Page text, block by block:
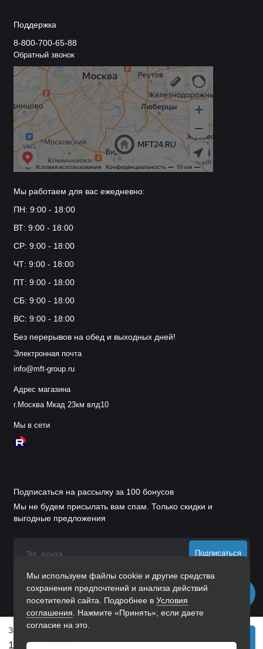
1224 р. 1326 р.
Мы используем файлы cookie и другие средства
сохранения предпочтений и анализа действий
посетителей сайта. Подробнее в Условия
соглашения . Нажмите «Принять», если даете
согласие на это.
Поддержка
8-800-700-65-88
Обратный звонок
Мы работаем для вас ежедневно:
ПН: 9:00 - 18:00
ВТ: 9:00 - 18:00
СР: 9:00 - 18:00
ЧТ: 9:00 - 18:00
ПТ: 9:00 - 18:00
СБ: 9:00 - 18:00
ВС: 9:00 - 18:00
Без перерывов на обед и выходных дней!
Электронная почта
info@mft-group.ru
Адрес магазина
г.Москва Мкад 23км влд10
Мы в сети
Подписаться на рассылку за 100 бонусов
Мы не будем присылать вам спам. Только скидки и
выгодные предложения
Подписаться
Нажимая на кнопку «Подписаться», Вы даетесогласие на
обработку персональных данных.